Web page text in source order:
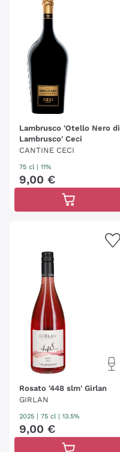
Lambrusco 'Otello Nero di
Lambrusco' Ceci
CANTINE CECI
75 cl | 11%
9,00 €
Rosato '448 slm' Girlan
GIRLAN
2025 | 75 cl | 13.5%
9,00 €